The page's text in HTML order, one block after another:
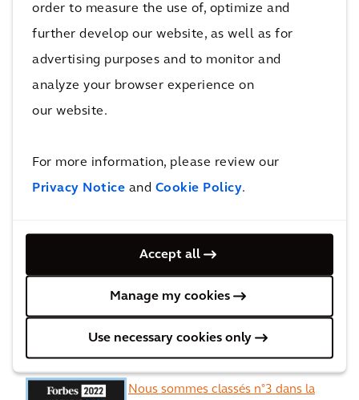
order to measure the use of, optimize and
further develop our website, as well as for
advertising purposes and to monitor and
analyze your browser experience on
our website.
For more information, please review our
Privacy Notice and Cookie Policy.
Accept all
Manage my cookies
Use necessary cookies only
pratiques
de
Plus de projets liés aux nouvelles
Reconnaissance
Nous sommes classés n°3 dans la